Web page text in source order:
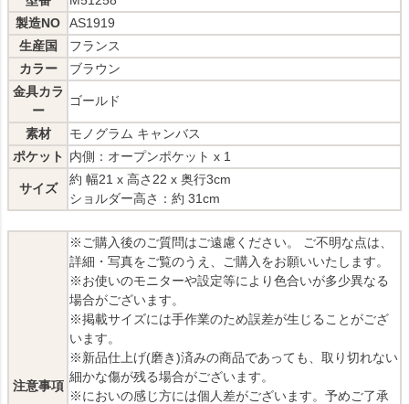
製造NO
AS1919
生産国
フランス
カラー
ブラウン
金具カラ
ー
ゴールド
素材
モノグラム キャンバス
ポケット
内側：オープンポケット x 1
サイズ
約 幅21 x 高さ22 x 奥行3cm
ショルダー高さ：約 31cm
注意事項
※ご購入後のご質問はご遠慮ください。 ご不明な点は、
詳細・写真をご覧のうえ、ご購入をお願いいたします。
※お使いのモニターや設定等により色合いが多少異なる
場合がございます。
※掲載サイズには手作業のため誤差が生じることがござ
います。
※新品仕上げ(磨き)済みの商品であっても、取り切れない
細かな傷が残る場合がございます。
※においの感じ方には個人差がございます。予めご了承